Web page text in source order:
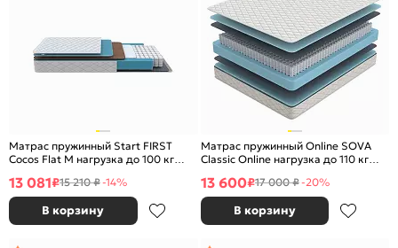
Матрас пружинный Start FIRST
Cocos Flat M нагрузка до 100 кг
13 081₽15 210 ₽-14%
В корзину
Матрас пружинный Online SOVA
Classic Online нагрузка до 110 кг
13 600₽17 000 ₽-20%
В корзину